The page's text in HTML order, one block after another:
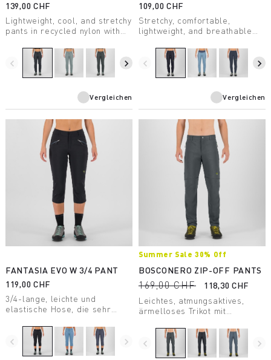
139,00 CHF
Lightweight, cool, and stretchy
pants in recycled nylon with
summer hiking.
navigate_before navigate_next
Vergleichen
109,00 CHF
Stretchy, comfortable,
lightweight, and breathable
they offer a style that’s always
original.
navigate_before navigate_next
Vergleichen
FANTASIA EVO W 3/4 PANT
119,00 CHF
3/4-lange, leichte und
elastische Hose, die sehr
geeignet zum Klettern und
Wandern. Weich, kühl und
schnelltrocknend.
navigate_before navigate_next
Summer Sale 30% Off
BOSCONERO ZIP-OFF PANTS
169,00 CHF
118,30 CHF
Leichtes, atmungsaktives,
ärmelloses Trikot mit
Reißverschluss, das aus
recyceltem Material
hergestellt wurde und perfekt
navigate_before navigate_next